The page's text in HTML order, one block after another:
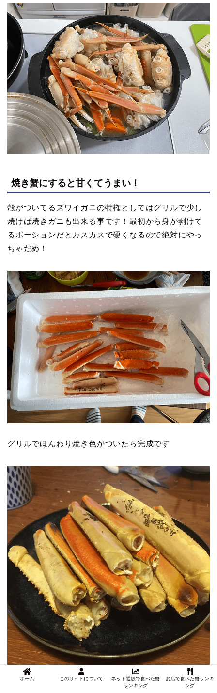
焼き蟹にすると甘くてうまい！
殻がついてるズワイガニの特権としてはグリルで少し
焼けば焼きガニも出来る事です！最初から身が剥けて
るポーションだとカスカスで硬くなるので絶対にやっ
ちゃだめ！
グリルでほんわり焼き色がついたら完成です
ホーム このサイトについて
ネット通販で食べた蟹
ランキング
お店で食べた蟹ランキ
ング